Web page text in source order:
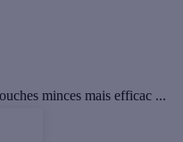
minces mais efficac ...